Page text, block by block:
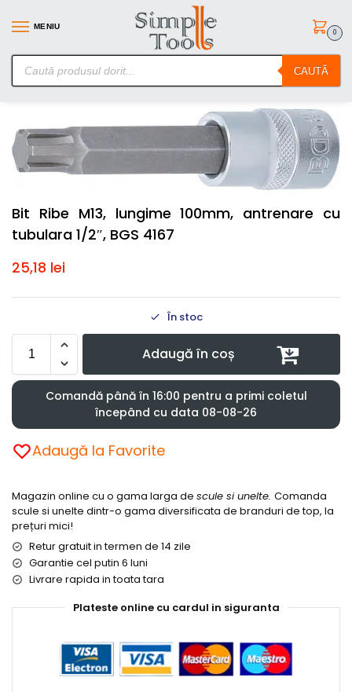
MENIU
CAUTĂ
0
SimpleTools.ro – Gasesti orice – Comanzi simplu
Prima pagină
Scule de mana Chei Tubulare cu Biti Bit Ribe M13, lungime 100mm, antrenare cu tubulara 1/2″, BGS 4167
Bit Ribe M13, lungime 100mm, antrenare cu
tubulara 1/2″, BGS 4167
25,18 lei
În stoc
Adaugă în coș
Comandă până în 16:00 pentru a primi coletul
începând cu data 08-08-26
Adaugă la Favorite
Magazin online cu o gama larga de scule si unelte. Comanda
scule si unelte dintr-o gama diversificata de branduri de top, la
prețuri mici!
Retur gratuit in termen de 14 zile
Garantie cel putin 6 luni
Livrare rapida in toata tara
Plateste online cu cardul in siguranta